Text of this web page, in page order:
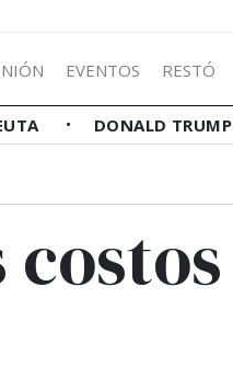
EVENTOS RESTÓ
DONALD TRUMP